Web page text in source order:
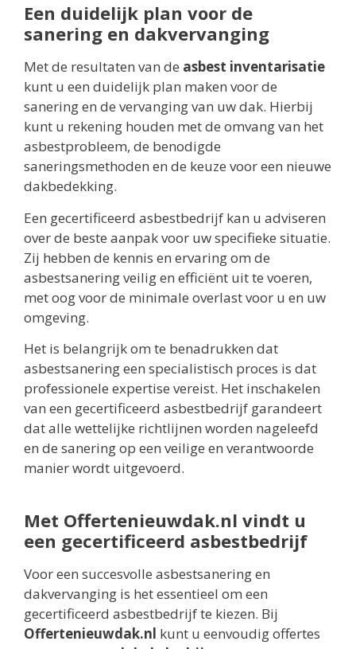
Een duidelijk plan voor de
sanering en dakvervanging
Met de resultaten van de asbest inventarisatie
kunt u een duidelijk plan maken voor de
sanering en de vervanging van uw dak. Hierbij
kunt u rekening houden met de omvang van het
asbestprobleem, de benodigde
saneringsmethoden en de keuze voor een nieuwe
dakbedekking.
Een gecertificeerd asbestbedrijf kan u adviseren
over de beste aanpak voor uw specifieke situatie.
Zij hebben de kennis en ervaring om de
asbestsanering veilig en efficiënt uit te voeren,
met oog voor de minimale overlast voor u en uw
omgeving.
Het is belangrijk om te benadrukken dat
asbestsanering een specialistisch proces is dat
professionele expertise vereist. Het inschakelen
van een gecertificeerd asbestbedrijf garandeert
dat alle wettelijke richtlijnen worden nageleefd
en de sanering op een veilige en verantwoorde
manier wordt uitgevoerd.
Met Offertenieuwdak.nl vindt u
een gecertificeerd asbestbedrijf
Voor een succesvolle asbestsanering en
dakvervanging is het essentieel om een
gecertificeerd asbestbedrijf te kiezen. Bij
Offertenieuwdak.nl kunt u eenvoudig offertes